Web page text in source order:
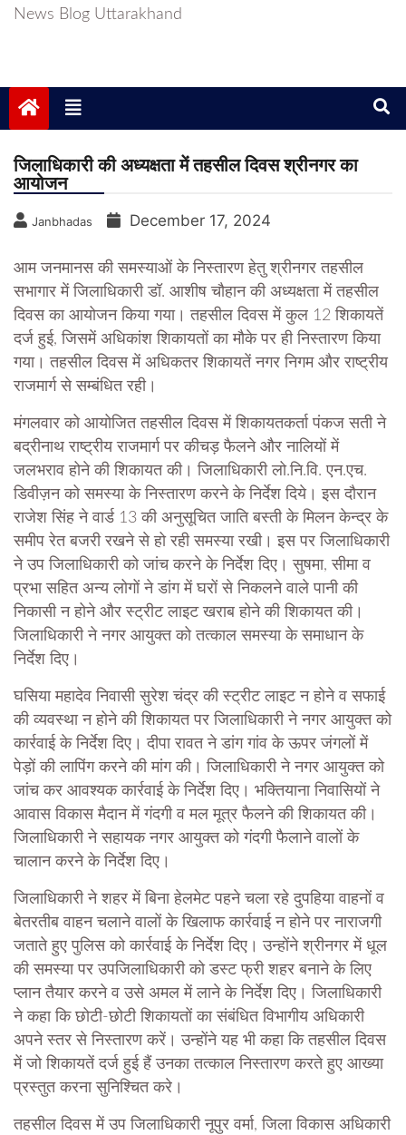
News Blog Uttarakhand
जिलाधिकारी की अध्यक्षता में तहसील दिवस श्रीनगर का
आयोजन
Janbhadas December 17, 2024
आम जनमानस की समस्याओं के निस्तारण हेतु श्रीनगर तहसील
सभागार में जिलाधिकारी डॉ. आशीष चौहान की अध्यक्षता में तहसील
दिवस का आयोजन किया गया। तहसील दिवस में कुल 12 शिकायतें
दर्ज हुई, जिसमें अधिकांश शिकायतों का मौके पर ही निस्तारण किया
गया। तहसील दिवस में अधिकतर शिकायतें नगर निगम और राष्ट्रीय
राजमार्ग से सम्बंधित रही।
मंगलवार को आयोजित तहसील दिवस में शिकायतकर्ता पंकज सती ने
बद्रीनाथ राष्ट्रीय राजमार्ग पर कीचड़ फैलने और नालियों में
जलभराव होने की शिकायत की। जिलाधिकारी लो.नि.वि. एन.एच.
डिवीज़न को समस्या के निस्तारण करने के निर्देश दिये। इस दौरान
राजेश सिंह ने वार्ड 13 की अनुसूचित जाति बस्ती के मिलन केन्द्र के
समीप रेत बजरी रखने से हो रही समस्या रखी। इस पर जिलाधिकारी
ने उप जिलाधिकारी को जांच करने के निर्देश दिए। सुषमा, सीमा व
प्रभा सहित अन्य लोगों ने डांग में घरों से निकलने वाले पानी की
निकासी न होने और स्ट्रीट लाइट खराब होने की शिकायत की।
जिलाधिकारी ने नगर आयुक्त को तत्काल समस्या के समाधान के
निर्देश दिए।
घसिया महादेव निवासी सुरेश चंद्र की स्ट्रीट लाइट न होने व सफाई
की व्यवस्था न होने की शिकायत पर जिलाधिकारी ने नगर आयुक्त को
कार्रवाई के निर्देश दिए। दीपा रावत ने डांग गांव के ऊपर जंगलों में
पेड़ों की लापिंग करने की मांग की। जिलाधिकारी ने नगर आयुक्त को
जांच कर आवश्यक कार्रवाई के निर्देश दिए। भक्तियाना निवासियों ने
आवास विकास मैदान में गंदगी व मल मूत्र फैलने की शिकायत की।
जिलाधिकारी ने सहायक नगर आयुक्त को गंदगी फैलाने वालों के
चालान करने के निर्देश दिए।
जिलाधिकारी ने शहर में बिना हेलमेट पहने चला रहे दुपहिया वाहनों व
बेतरतीब वाहन चलाने वालों के खिलाफ कार्रवाई न होने पर नाराजगी
जताते हुए पुलिस को कार्रवाई के निर्देश दिए। उन्होंने श्रीनगर में धूल
की समस्या पर उपजिलाधिकारी को डस्ट फ्री शहर बनाने के लिए
प्लान तैयार करने व उसे अमल में लाने के निर्देश दिए। जिलाधिकारी
ने कहा कि छोटी-छोटी शिकायतों का संबंधित विभागीय अधिकारी
अपने स्तर से निस्तारण करें। उन्होंने यह भी कहा कि तहसील दिवस
में जो शिकायतें दर्ज हुई हैं उनका तत्काल निस्तारण करते हुए आख्या
प्रस्तुत करना सुनिश्चित करे।
तहसील दिवस में उप जिलाधिकारी नूपुर वर्मा, जिला विकास अधिकारी